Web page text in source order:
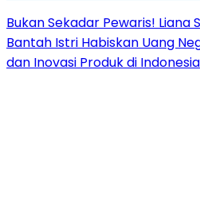
Bukan Sekadar Pewaris!
Bantah Istri Habiskan Uang
dan Inovasi Produk di Indonesia